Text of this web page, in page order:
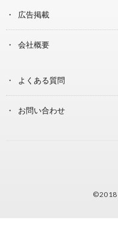
広告掲載
会社概要
よくある質問
お問い合わせ
©2018